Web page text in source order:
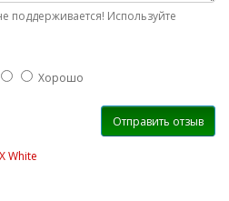
поддерживается! Используйте
Хорошо
Отправить отзыв
White